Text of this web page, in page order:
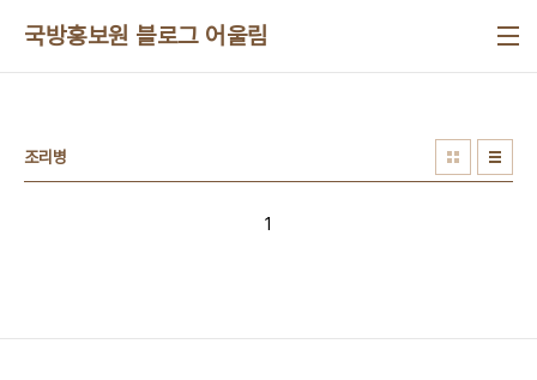
국방홍보원 블로그 어울림
조리병
1